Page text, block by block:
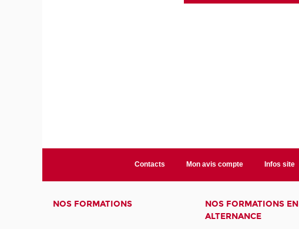
Contacts Mon avis compte Infos site
NOS FORMATIONS
NOS FORMATIONS EN
ALTERNANCE